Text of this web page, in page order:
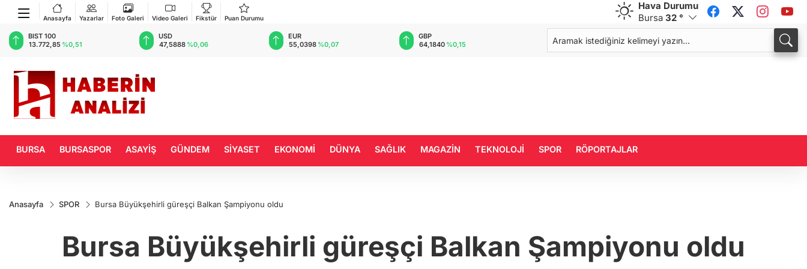
Anasayfa Yazarlar Foto Galeri Video Galeri Fikstür Puan Durumu
Hava Durumu
Bursa 32 °
BIST 100
13.772,85 %0,51
USD
47,5888 %0,06
EUR
55,0398 %0,07
GBP
64,1840 %0,15
CHF
58,7824%-0,24
33,9639
BURSA BURSASPOR ASAYİŞ GÜNDEM SİYASET EKONOMİ DÜNYA SAĞLIK MAGAZİN TEKNOLOJİ SPOR RÖPORTAJLAR
Anasayfa SPOR Bursa Büyükşehirli güreşçi Balkan Şampiyonu oldu
Bursa Büyükşehirli güreşçi Balkan Şampiyonu oldu